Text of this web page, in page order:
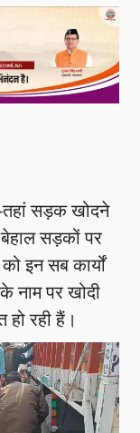
तहां सड़क खोदने
सड़कों पर
इन सब कार्यों
नाम पर खोदी
रही हैं।